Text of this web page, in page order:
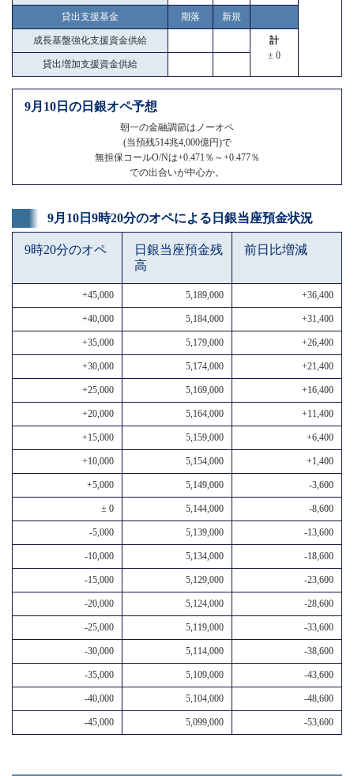
貸出支援基金 期落 新規
成長基盤強化支援資金供給
計
± 0
貸出増加支援資金供給
9月10日の日銀オペ予想
朝一の金融調節はノーオペ
(当預残514兆4,000億円)で
無担保コールO/Nは+0.471％～+0.477％
での出合いが中心か。
9月10日9時20分のオペによる日銀当座預金状況
9時20分のオペ
日銀当座預金残
高
前日比増減
+45,000 5,189,000 +36,400
+40,000 5,184,000 +31,400
+35,000 5,179,000 +26,400
+30,000 5,174,000 +21,400
+25,000 5,169,000 +16,400
+20,000 5,164,000 +11,400
+15,000 5,159,000 +6,400
+10,000 5,154,000 +1,400
+5,000 5,149,000 -3,600
± 0 5,144,000 -8,600
-5,000 5,139,000 -13,600
-10,000 5,134,000 -18,600
-15,000 5,129,000 -23,600
-20,000 5,124,000 -28,600
-25,000 5,119,000 -33,600
-30,000 5,114,000 -38,600
-35,000 5,109,000 -43,600
-40,000 5,104,000 -48,600
-45,000 5,099,000 -53,600